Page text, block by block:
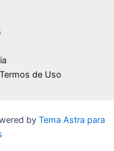
de Uso
by Tema Astra para